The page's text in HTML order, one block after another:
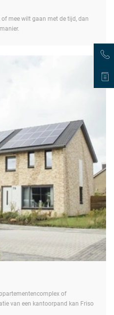
mee wilt gaan met de tijd, dan
of
van een kantoorpand kan Friso